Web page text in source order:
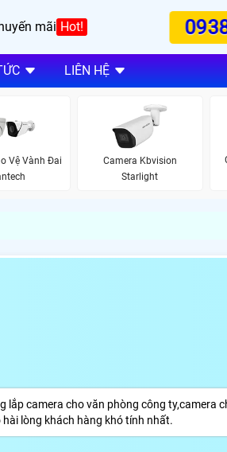
mãi Hot!
LIÊN HỆ
Vệ Vành Đai
Camera Kbvision
Starlight
lắp camera cho văn phòng công ty,camera
lòng khách hàng khó tính nhất.